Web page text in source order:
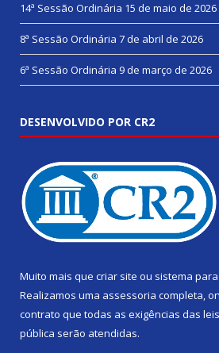
14ª Sessão Ordinária 15 de maio de 2026
8ª Sessão Ordinária 7 de abril de 2026
6ª Sessão Ordinária 9 de março de 2026
DESENVOLVIDO POR CR2
Muito mais que criar site ou sistema
Realizamos uma assessoria completa,
contrato que todas as exigências das
pública serão atendidas.